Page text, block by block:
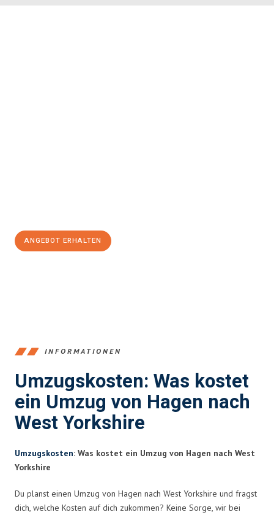
ANGEBOT ERHALTEN
INFORMATIONEN
Umzugskosten: Was kostet
ein Umzug von Hagen nach
West Yorkshire
Umzugskosten: Was kostet ein Umzug von Hagen nach West
Yorkshire
Du planst einen Umzug von Hagen nach West Yorkshire und fragst
dich, welche Kosten auf dich zukommen? Keine Sorge, wir bei